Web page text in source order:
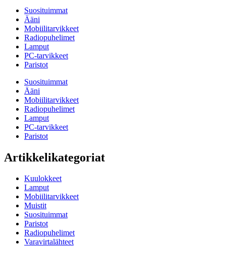
Suosituimmat
Ääni
Mobiilitarvikkeet
Radiopuhelimet
Lamput
PC-tarvikkeet
Paristot
Suosituimmat
Ääni
Mobiilitarvikkeet
Radiopuhelimet
Lamput
PC-tarvikkeet
Paristot
Artikkelikategoriat
Kuulokkeet
Lamput
Mobiilitarvikkeet
Muistit
Suosituimmat
Paristot
Radiopuhelimet
Varavirtalähteet